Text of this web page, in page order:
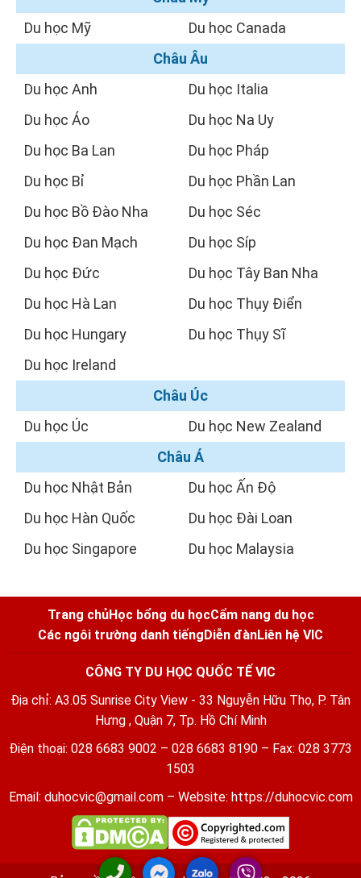
Du học Mỹ
Du học Canada
Châu Âu
Du học Anh
Du học Áo
Du học Ba Lan
Du học Bỉ
Du học Bồ Đào Nha
Du học Đan Mạch
Du học Đức
Du học Hà Lan
Du học Hungary
Du học Ireland
Du học Italia
Du học Na Uy
Du học Pháp
Du học Phần Lan
Du học Séc
Du học Síp
Du học Tây Ban Nha
Du học Thụy Điển
Du học Thụy Sĩ
Châu Úc
Du học Úc
Du học New Zealand
Châu Á
Du học Nhật Bản
Du học Hàn Quốc
Du học Singapore
Du học Ấn Độ
Du học Đài Loan
Du học Malaysia
Trang chủHọc bổng du họcCẩm nang du học
Các ngôi trường danh tiếng Diễn đànLiên hệ VIC
CÔNG TY DU HỌC QUỐC TẾ VIC
Địa chỉ: A3.05 Sunrise City View - 33 Nguyễn Hữu Thọ, P. Tân
Hưng , Quận 7, Tp. Hồ Chí Minh
Điện thoại: 028 6683 9002 – 028 6683 8190 – Fax: 028 3773
1503
Email: duhocvic@gmail.com– Website: https://duhocvic.com